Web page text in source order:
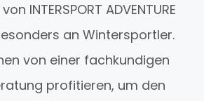
INTERSPORT ADVENTURE
an Wintersportler.
von einer fachkundigen
profitieren, um den